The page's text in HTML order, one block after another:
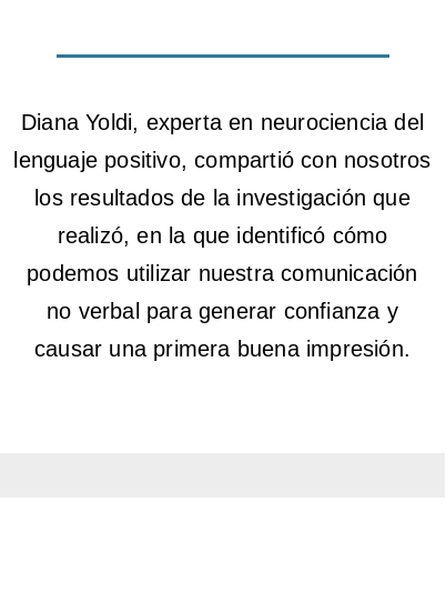
Diana Yoldi, experta en neurociencia del
lenguaje positivo, compartió con nosotros
los resultados de la investigación que
realizó, en la que identificó cómo
podemos utilizar nuestra comunicación
no verbal para generar confianza y
causar una primera buena impresión.